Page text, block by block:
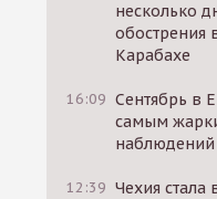
несколько
обострения
Карабахе
16:09 Сентябрь в
самым
наблюдений
12:39 Чехия стала